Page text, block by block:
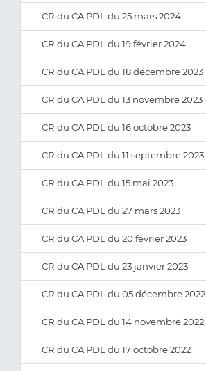
CR du CA PDL du 25 mars 2024
CR du CA PDL du 19 février 2024
CR du CA PDL du 18 décembre 2023
CR du CA PDL du 13 novembre 2023
CR du CA PDL du 16 octobre 2023
CR du CA PDL du 11 septembre 2023
CR du CA PDL du 15 mai 2023
CR du CA PDL du 27 mars 2023
CR du CA PDL du 20 février 2023
CR du CA PDL du 23 janvier 2023
CR du CA PDL du 05 décembre 2022
CR du CA PDL du 14 novembre 2022
CR du CA PDL du 17 octobre 2022